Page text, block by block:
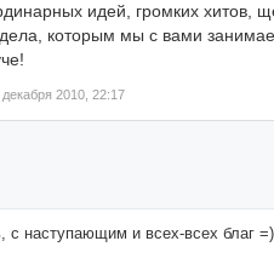
идей, громких хитов,
дела, которым мы с вами
декабря 2010, 22:17
с наступающим и всех-всех благ =)